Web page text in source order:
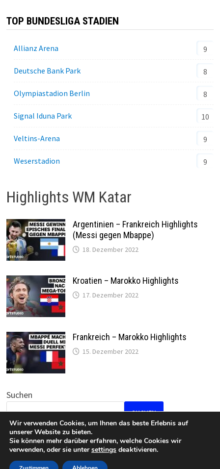
TOP BUNDESLIGA STADIEN
Allianz Arena 9
Deutsche Bank Park 8
Olympiastadion Berlin 8
Signal Iduna Park 10
Veltins-Arena 9
Weserstadion 9
Highlights WM Katar
Argentinien – Frankreich Highlights
(Messi gegen Mbappe)
18. Dezember 2022
Kroatien – Marokko Highlights
17. Dezember 2022
Frankreich – Marokko Highlights
15. Dezember 2022
Suchen
SUCHEN
Wir verwenden Cookies, um Ihnen das beste Erlebnis auf
unserer Website zu bieten.
Sie können mehr darüber erfahren, welche Cookies wir
verwenden, oder sie untersettings deaktivieren.